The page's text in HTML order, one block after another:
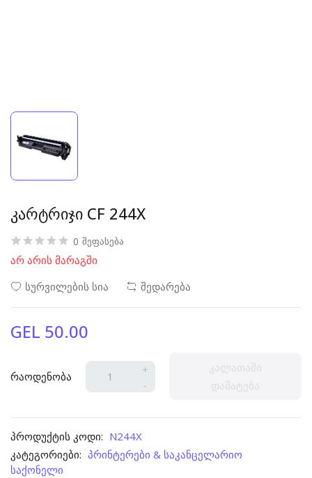
კარტრიჯი CF 244X
0 შეფასება
არ არის მარაგში
სურვილების სია
შედარება
GEL 50.00
რაოდენობა
+
-
კალათაში
დამატება
პროდუქტის კოდი: N244X
კატეგორიები: პრინტერები & საკანცელარიო
საქონელი